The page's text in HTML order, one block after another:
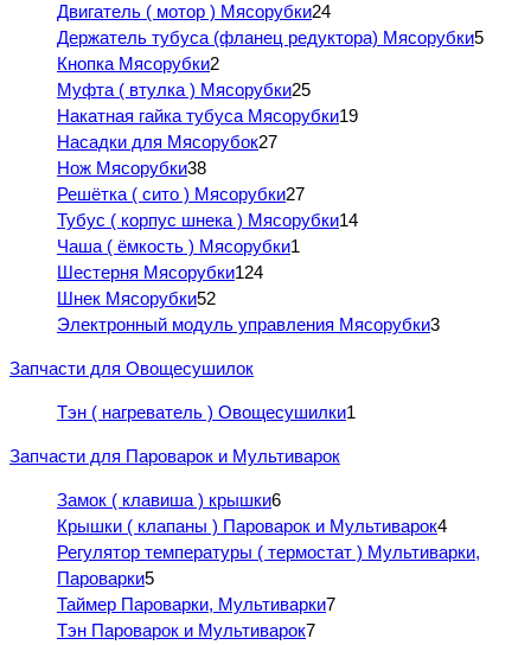
Двигатель ( мотор ) Мясорубки24
Держатель тубуса (фланец редуктора) Мясорубки5
Кнопка Мясорубки2
Муфта ( втулка ) Мясорубки25
Накатная гайка тубуса Мясорубки19
Насадки для Мясорубок27
Нож Мясорубки38
Решётка ( сито ) Мясорубки27
Тубус ( корпус шнека ) Мясорубки14
Чаша ( ёмкость ) Мясорубки1
Шестерня Мясорубки124
Шнек Мясорубки52
Электронный модуль управления Мясорубки3
Запчасти для Овощесушилок
Тэн ( нагреватель ) Овощесушилки1
Запчасти для Пароварок и Мультиварок
Замок ( клавиша ) крышки6
Крышки ( клапаны ) Пароварок и Мультиварок4
Регулятор температуры ( термостат ) Мультиварки,
Пароварки5
Таймер Пароварки, Мультиварки7
Тэн Пароварок и Мультиварок7